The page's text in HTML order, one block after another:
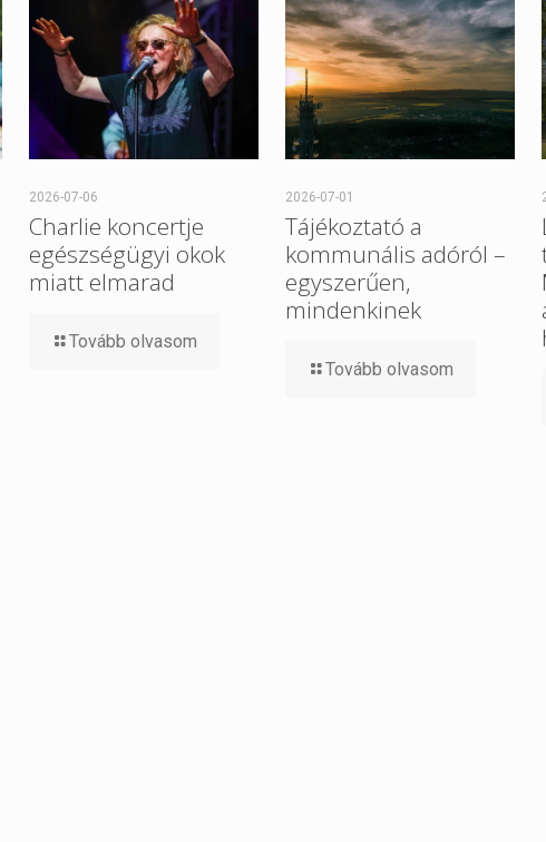
2026-07-06
Charlie koncertje
egészségügyi okok
miatt elmarad
Tovább olvasom
2026-07-01
Tájékoztató a
kommunális adóról –
egyszerűen,
mindenkinek
Tovább olvasom